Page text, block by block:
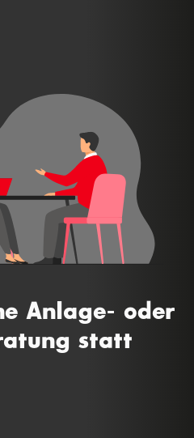
Anlage- oder
statt